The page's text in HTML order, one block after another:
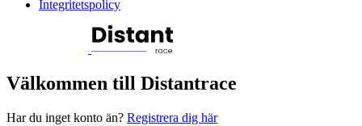
Integritetspolicy
Välkommen till Distantrace
Har du inget konto än? Registrera dig här